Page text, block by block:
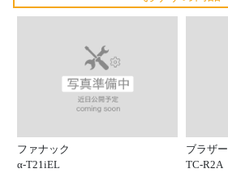
ファナック
α-T21iEL
ブラザー
TC-R2A